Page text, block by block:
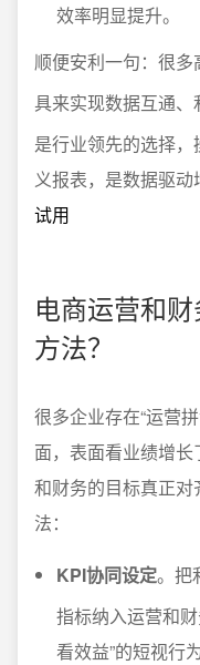
效率明显提升。
顺便安利一句：很
具来实现数据互通、
是行业领先的选择
义报表，是数据驱动
试用
电商运营和
方法？
很多企业存在“运营
面，表面看业绩增
和财务的目标真正
法：
KPI协同设定。把
指标纳入运营和
看效益”的短视行为